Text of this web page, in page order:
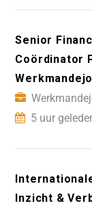
Senior
Coördinator
5 uur
Inzicht &